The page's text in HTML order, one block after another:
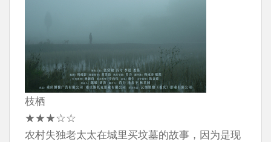
枝栖
★★★☆☆
农村失独老太太在城里买坟墓的故事，因为是现